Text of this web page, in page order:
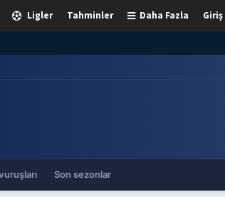
Giriş
Daha Fazla
Tahminler
Ligler
Son sezonlar